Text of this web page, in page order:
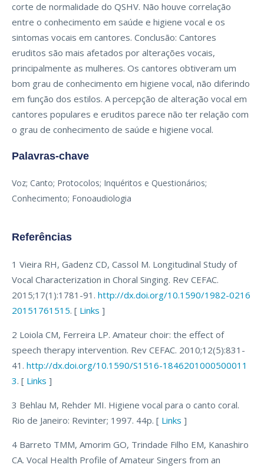
corte de normalidade do QSHV. Não houve correlação
entre o conhecimento em saúde e higiene vocal e os
sintomas vocais em cantores. Conclusão: Cantores
eruditos são mais afetados por alterações vocais,
principalmente as mulheres. Os cantores obtiveram um
bom grau de conhecimento em higiene vocal, não diferindo
em função dos estilos. A percepção de alteração vocal em
cantores populares e eruditos parece não ter relação com
o grau de conhecimento de saúde e higiene vocal.
Palavras-chave
Voz; Canto; Protocolos; Inquéritos e Questionários;
Conhecimento; Fonoaudiologia
Referências
1 Vieira RH, Gadenz CD, Cassol M. Longitudinal Study of
Vocal Characterization in Choral Singing. Rev CEFAC.
2015;17(1):1781-91. http://dx.doi.org/10.1590/1982-0216
20151761515. [ Links ]
2 Loiola CM, Ferreira LP. Amateur choir: the effect of
speech therapy intervention. Rev CEFAC. 2010;12(5):831-
41. http://dx.doi.org/10.1590/S1516-1846201000500011
3. [ Links ]
3 Behlau M, Rehder MI. Higiene vocal para o canto coral.
Rio de Janeiro: Revinter; 1997. 44p. [ Links ]
4 Barreto TMM, Amorim GO, Trindade Filho EM, Kanashiro
CA. Vocal Health Profile of Amateur Singers from an